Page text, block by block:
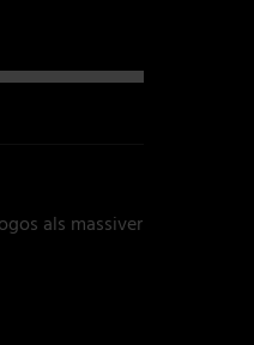
als massiver